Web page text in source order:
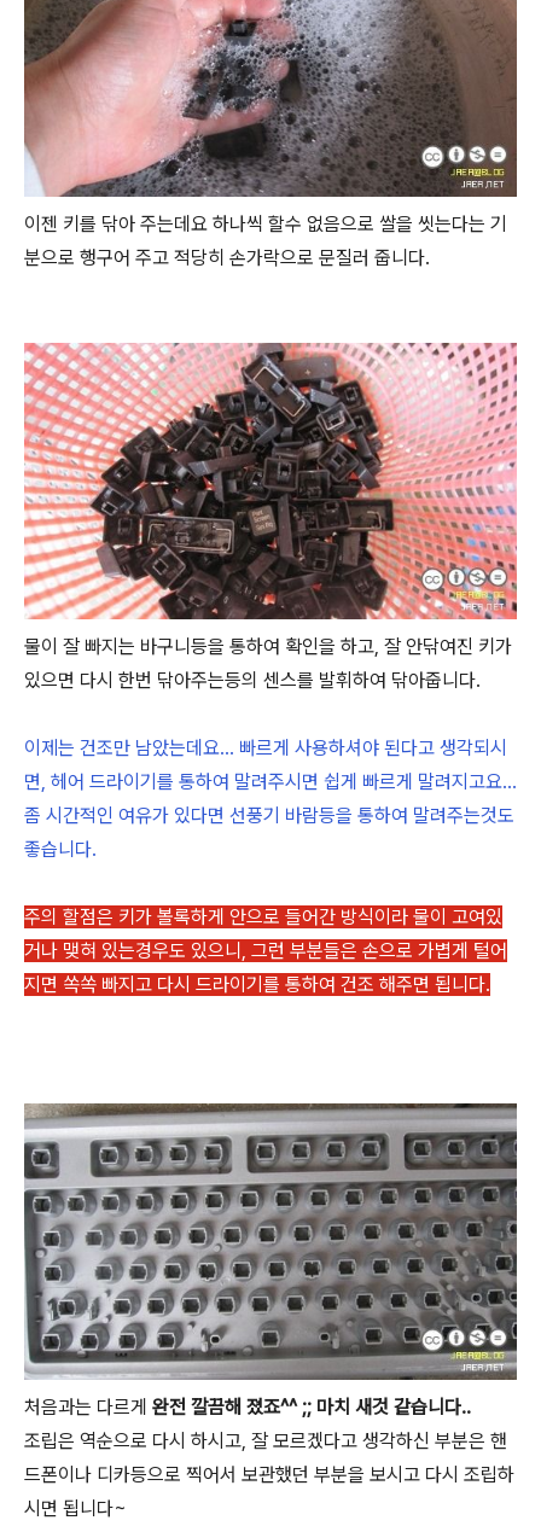
이젠 키를 닦아 주는데요 하나씩 할수 없음으로 쌀을 씻는다는 기
분으로 행구어 주고 적당히 손가락으로 문질러 줍니다.
물이 잘 빠지는 바구니등을 통하여 확인을 하고, 잘 안닦여진 키가
있으면 다시 한번 닦아주는등의 센스를 발휘하여 닦아줍니다.
이제는 건조만 남았는데요... 빠르게 사용하셔야 된다고 생각되시
면, 헤어 드라이기를 통하여 말려주시면 쉽게 빠르게 말려지고요...
좀 시간적인 여유가 있다면 선풍기 바람등을 통하여 말려주는것도
좋습니다.
주의 할점은 키가 볼록하게 안으로 들어간 방식이라 물이 고여있
거나 맺혀 있는경우도 있으니, 그런 부분들은 손으로 가볍게 털어
지면 쏙쏙 빠지고 다시 드라이기를 통하여 건조 해주면 됩니다.
처음과는 다르게 완전 깔끔해 졌죠^^ ;; 마치 새것 같습니다..
조립은 역순으로 다시 하시고, 잘 모르겠다고 생각하신 부분은 핸
드폰이나 디카등으로 찍어서 보관했던 부분을 보시고 다시 조립하
시면 됩니다~